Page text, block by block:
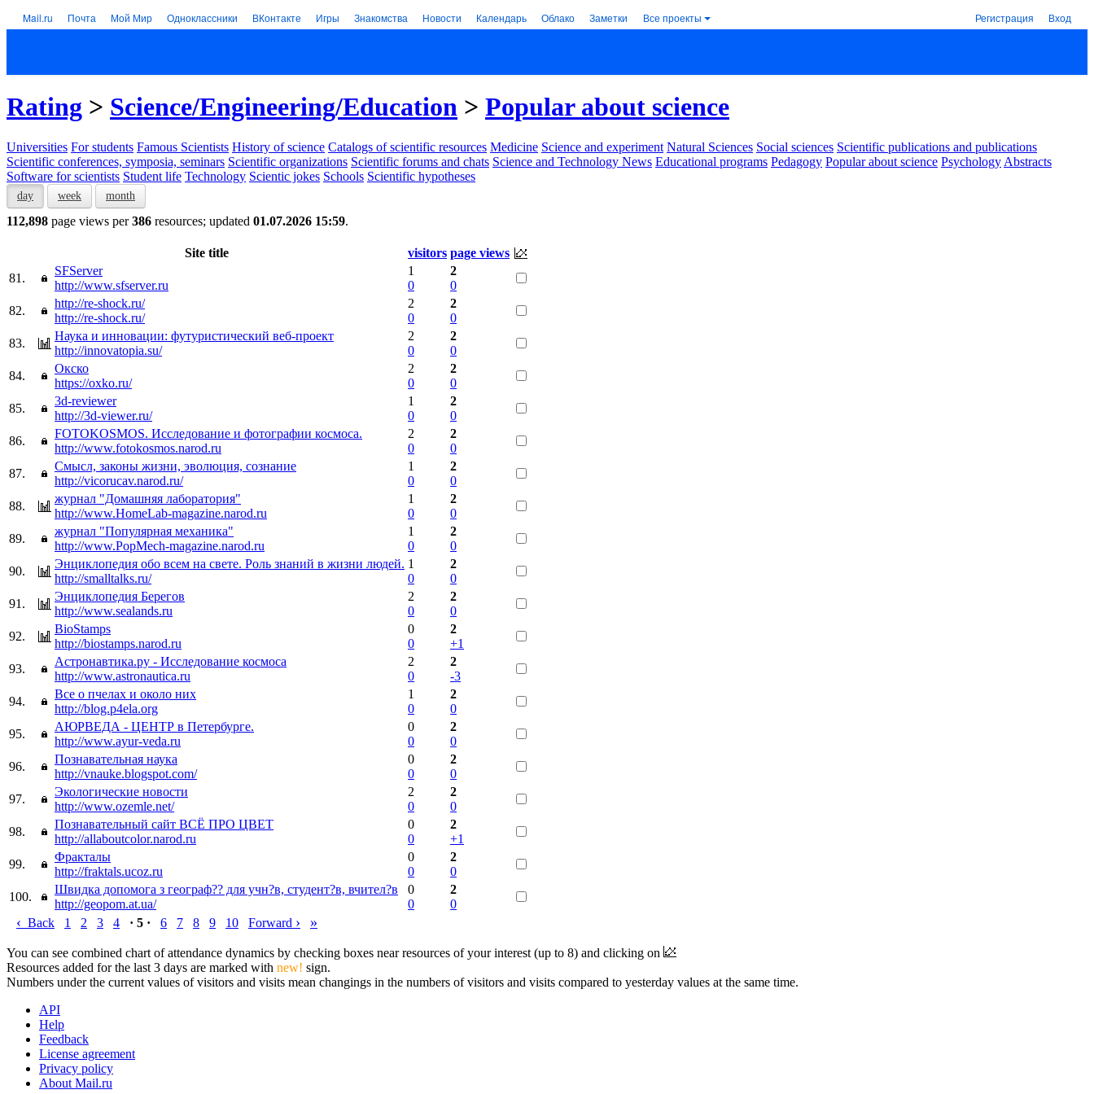
Mail.ru Почта Мой Мир Одноклассники ВКонтакте Игры Знакомства Новости Календарь Облако Заметки Все проекты Регистрация Вход
Rating > Science/Engineering/Education > Popular about science
Universities For students Famous Scientists History of science Catalogs of scientific resources Medicine Science and experiment Natural Sciences Social sciences Scientific publications and publications
Scientific conferences, symposia, seminars Scientific organizations Scientific forums and chats Science and Technology News Educational programs Pedagogy Popular about science Psychology Abstracts
Software for scientists Student life Technology Scientic jokes Schools Scientific hypotheses
day week month
112,898 page views per386 resources; updated 01.07.2026 15:59.
Site title visitors page views
81.
SFServer
http://www.sfserver.ru
1
0
2
0
82.
http://re-shock.ru/
http://re-shock.ru/
2
0
2
0
83.
Наука и инновации: футуристический веб-проект
http://innovatopia.su/
2
0
2
0
84.
Окско
https://oxko.ru/
2
0
2
0
85.
3d-reviewer
http://3d-viewer.ru/
1
0
2
0
86.
FOTOKOSMOS. Исследование и фотографии космоса.
http://www.fotokosmos.narod.ru
2
0
2
0
87.
Смысл, законы жизни, эволюция, сознание
http://vicorucav.narod.ru/
1
0
2
0
88.
журнал "Домашняя лаборатория"
http://www.HomeLab-magazine.narod.ru
1
0
2
0
89.
журнал "Популярная механика"
http://www.PopMech-magazine.narod.ru
1
0
2
0
90.
Энциклопедия обо всем на свете. Роль знаний в жизни людей.
http://smalltalks.ru/
1
0
2
0
91.
Энциклопедия Берегов
http://www.sealands.ru
2
0
2
0
92.
BioStamps
http://biostamps.narod.ru
0
0
2
+1
93.
Астронавтика.ру - Исследование космоса
http://www.astronautica.ru
2
0
2
-3
94.
Все о пчелах и около них
http://blog.p4ela.org
1
0
2
0
95.
АЮРВЕДА - ЦЕНТР в Петербурге.
http://www.ayur-veda.ru
0
0
2
0
96.
Познавательная наука
http://vnauke.blogspot.com/
0
0
2
0
97.
Экологические новости
http://www.ozemle.net/
2
0
2
0
98.
Познавательный сайт ВСЁ ПРО ЦВЕТ
http://allaboutcolor.narod.ru
0
0
2
+1
99.
Фракталы
http://fraktals.ucoz.ru
0
0
2
0
100.
Швидка допомога з географ?? для учн?в, студент?в, вчител?в
http://geopom.at.ua/
0
0
2
0
‹ Back 1 2 3 4 · 5 · 6 7 8 9 10 Forward › »
You can see combined chart of attendance dynamics by checking boxes near resources of your interest (up to 8) and clicking on
Resources added for the last 3 days are marked with new! sign.
Numbers under the current values of visitors and visits mean changings in the numbers of visitors and visits compared to yesterday values at the same time.
API
Help
Feedback
License agreement
Privacy policy
About Mail.ru